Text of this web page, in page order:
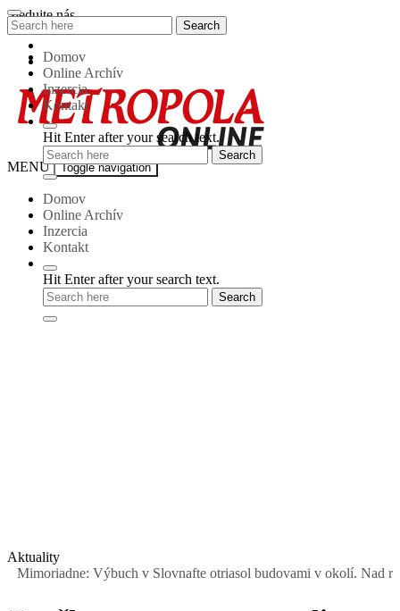
Skip
to
content
Sledujte nás
Metropola-
MENU Toggle navigation
Domov
Online Archív
Inzercia
Kontakt
Hit Enter after your search text.
Search
for:
Search
Domov
Online Archív
Inzercia
Kontakt
Hit Enter after your search text.
Aktuality
Výbuch v Slovnafte otriasol budovami v okolí. Nad